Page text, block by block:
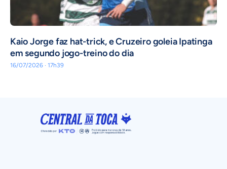
Kaio Jorge faz hat-trick, e Cruzeiro goleia Ipatinga
em segundo jogo-treino do dia
16/07/2026 · 17h39